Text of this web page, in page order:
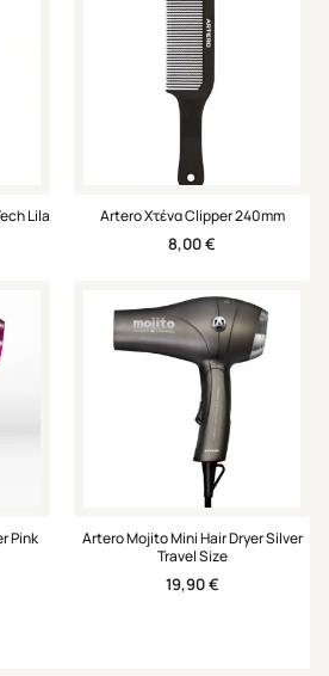
Lila Artero Χτένα Clipper 240mm
8,00€
Pink
Artero Mojito Mini Hair Dryer Silver
Travel Size
19,90€